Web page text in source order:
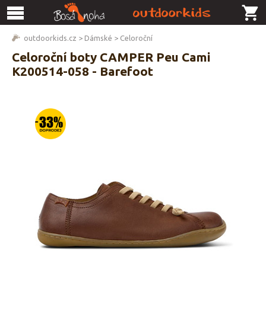
outdoorkids.cz > Dámské > Celoroční
Celoroční boty CAMPER Peu Cami
K200514-058 - Barefoot